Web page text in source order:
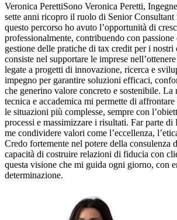
Veronica PerettiSono Veronica Peretti,
sette anni ricopro il ruolo di Senior
questo percorso ho avuto l’opportunità di
professionalmente, contribuendo con passione
gestione delle pratiche di tax credit per i
consiste nel supportare le imprese
legate a progetti di innovazione, ricerca e
impegno per garantire soluzioni efficaci,
che generino valore concreto e sostenibile. La
tecnica e accademica mi permette di
le situazioni più complesse, sempre con
processi e massimizzare i risultati. Far parte
me condividere valori come l’eccellenza,
Credo fortemente nel potere della consulenza
capacità di costruire relazioni di fiducia con
questa visione che mi guida ogni giorno, con
determinazione.